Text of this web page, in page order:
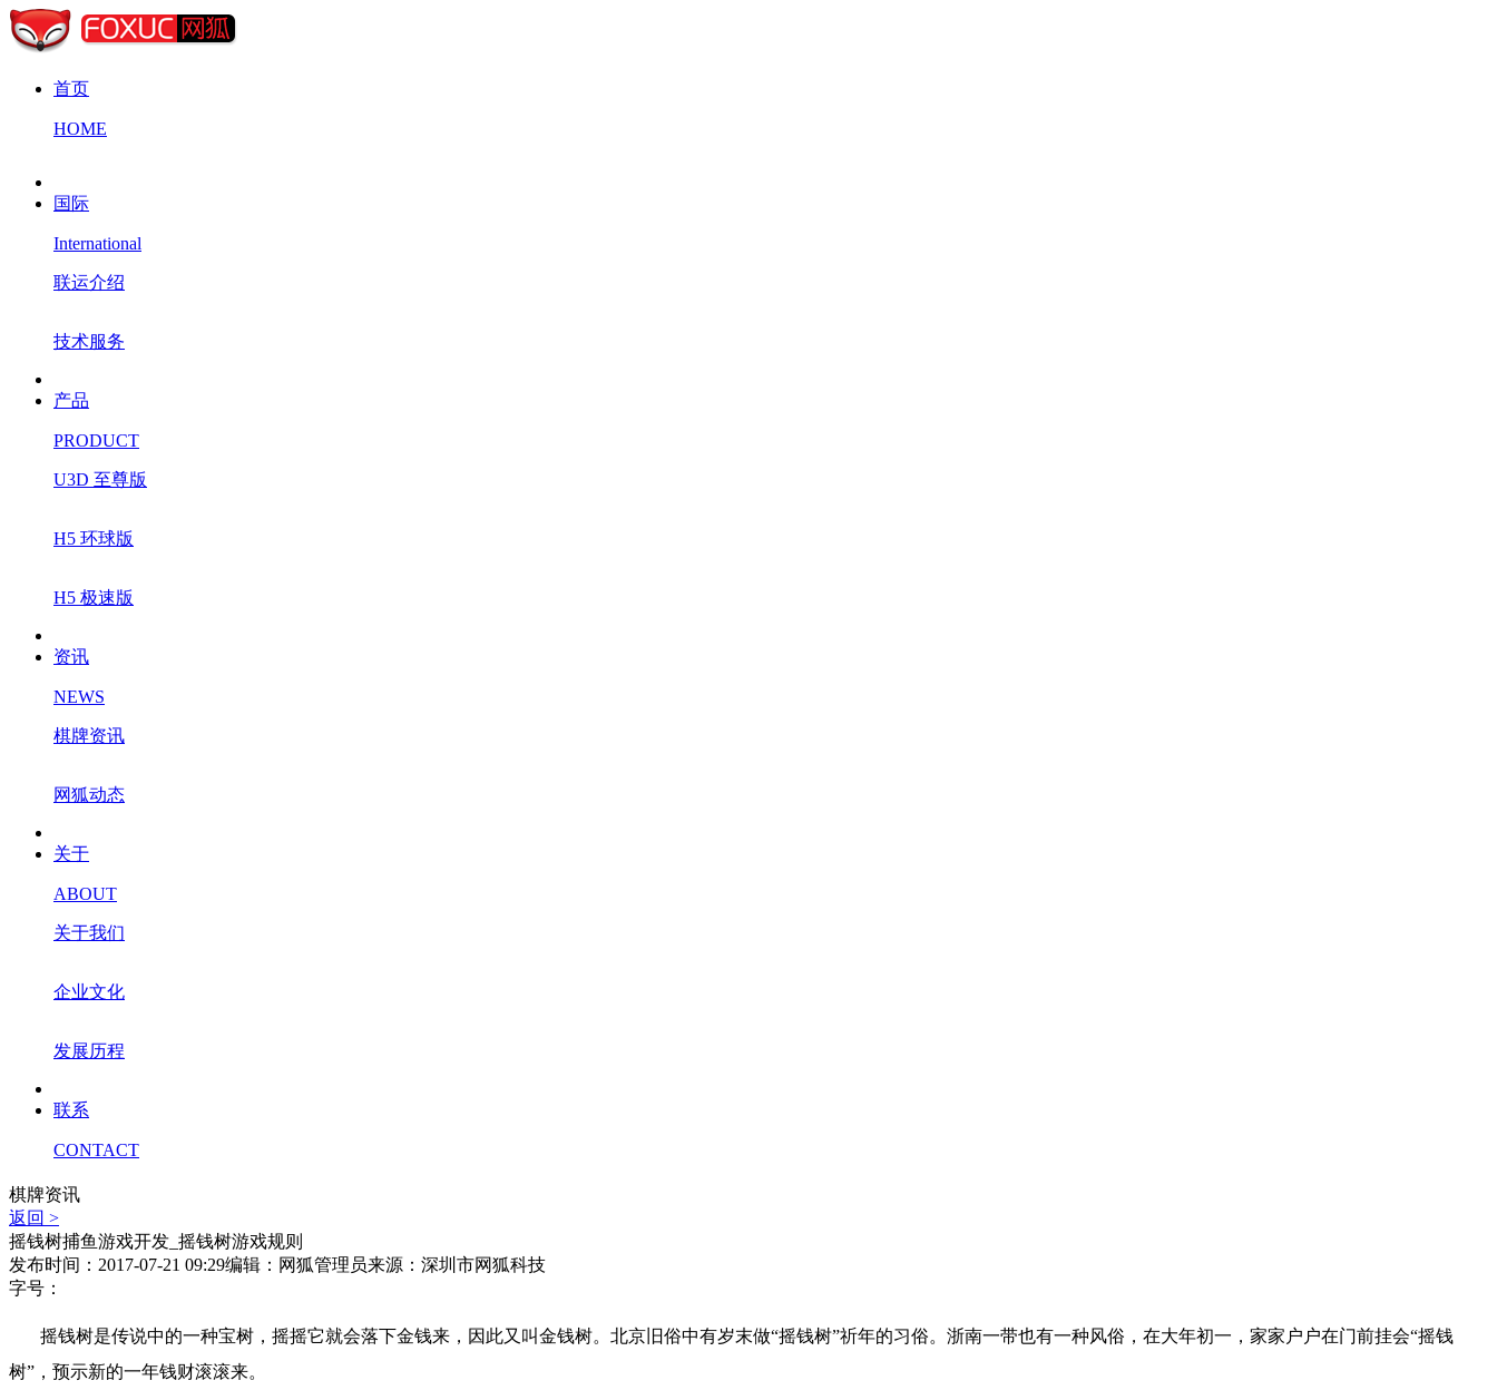
首页
HOME
国际
International
联运介绍
技术服务
产品
PRODUCT
U3D 至尊版
H5 环球版
H5 极速版
资讯
NEWS
棋牌资讯
网狐动态
关于
ABOUT
关于我们
企业文化
发展历程
联系
CONTACT
棋牌资讯
返回 >
摇钱树捕鱼游戏开发_摇钱树游戏规则
发布时间：2017-07-21 09:29编辑：网狐管理员来源：深圳市网狐科技
字号：
摇钱树是传说中的一种宝树，摇摇它就会落下金钱来，因此又叫金钱树。北京旧俗中有岁末做“摇钱树”祈年的习俗。浙南一带也有一种风俗，在大年初一，家家户户在门前挂会“摇钱
树” ，预示新的一年钱财滚滚来。